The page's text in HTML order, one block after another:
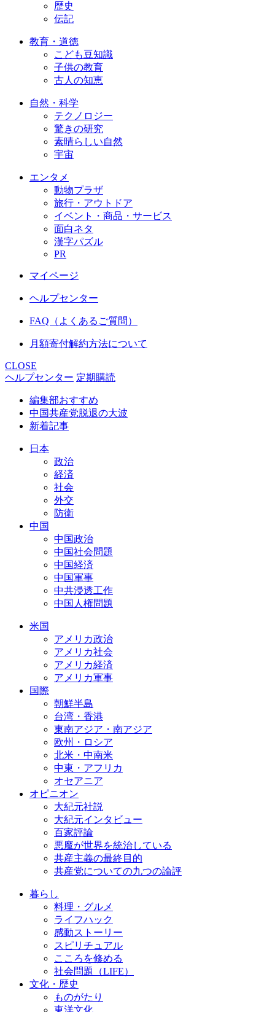
歴史
伝記
教育・道徳
こども豆知識
子供の教育
古人の知恵
自然・科学
テクノロジー
驚きの研究
素晴らしい自然
宇宙
エンタメ
動物プラザ
旅行・アウトドア
イベント・商品・サービス
面白ネタ
漢字パズル
PR
マイページ
ヘルプセンター
FAQ（よくあるご質問）
月額寄付解約方法について
CLOSE
ヘルプセンター 定期購読
編集部おすすめ
中国共産党脱退の大波
新着記事
日本
政治
経済
社会
外交
防衛
中国
中国政治
中国社会問題
中国経済
中国軍事
中共浸透工作
中国人権問題
米国
アメリカ政治
アメリカ社会
アメリカ経済
アメリカ軍事
国際
朝鮮半島
台湾・香港
東南アジア・南アジア
欧州・ロシア
北米・中南米
中東・アフリカ
オセアニア
オピニオン
大紀元社説
大紀元インタビュー
百家評論
悪魔が世界を統治している
共産主義の最終目的
共産党についての九つの論評
暮らし
料理・グルメ
ライフハック
感動ストーリー
スピリチュアル
こころを修める
社会問題（LIFE）
文化・歴史
ものがたり